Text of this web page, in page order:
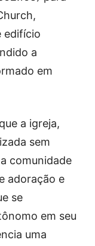
edifício
a
em
a igreja,
sem
comunidade
adoração e
se
em seu
uma